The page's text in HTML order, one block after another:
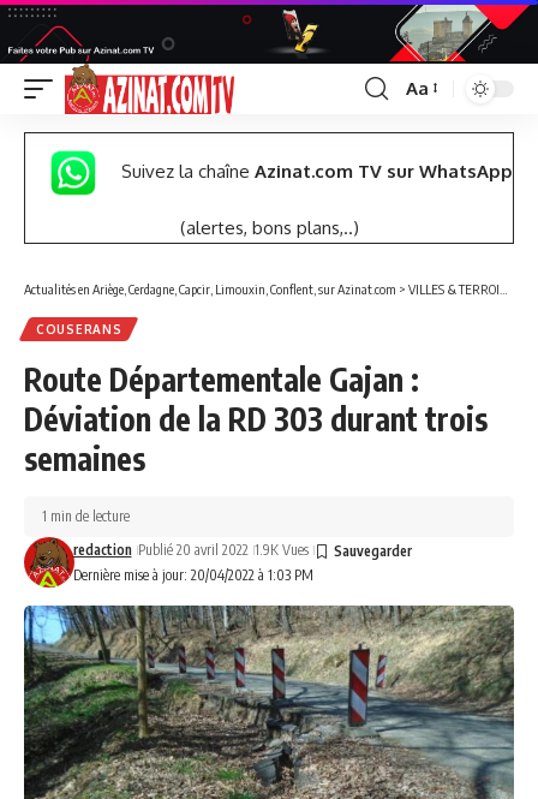
Font
Resizer
Aa
Suivez la chaîne Azinat.com TV sur WhatsApp
(alertes, bons plans,..)
Actualités en Ariège, Cerdagne, Capcir, Limouxin, Conflent, sur Azinat.com > VILLES & TERROIRS DES PYRÉNÉES EST
COUSERANS
Route Départementale Gajan :
Déviation de la RD 303 durant trois
semaines
Dernière mise à jour: 20/04/2022 à 1:03 PM
redaction Publié 20 avril 2022 1.9K Vues
1 min de lecture